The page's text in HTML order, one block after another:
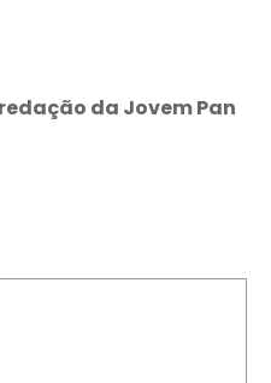
da Jovem Pan